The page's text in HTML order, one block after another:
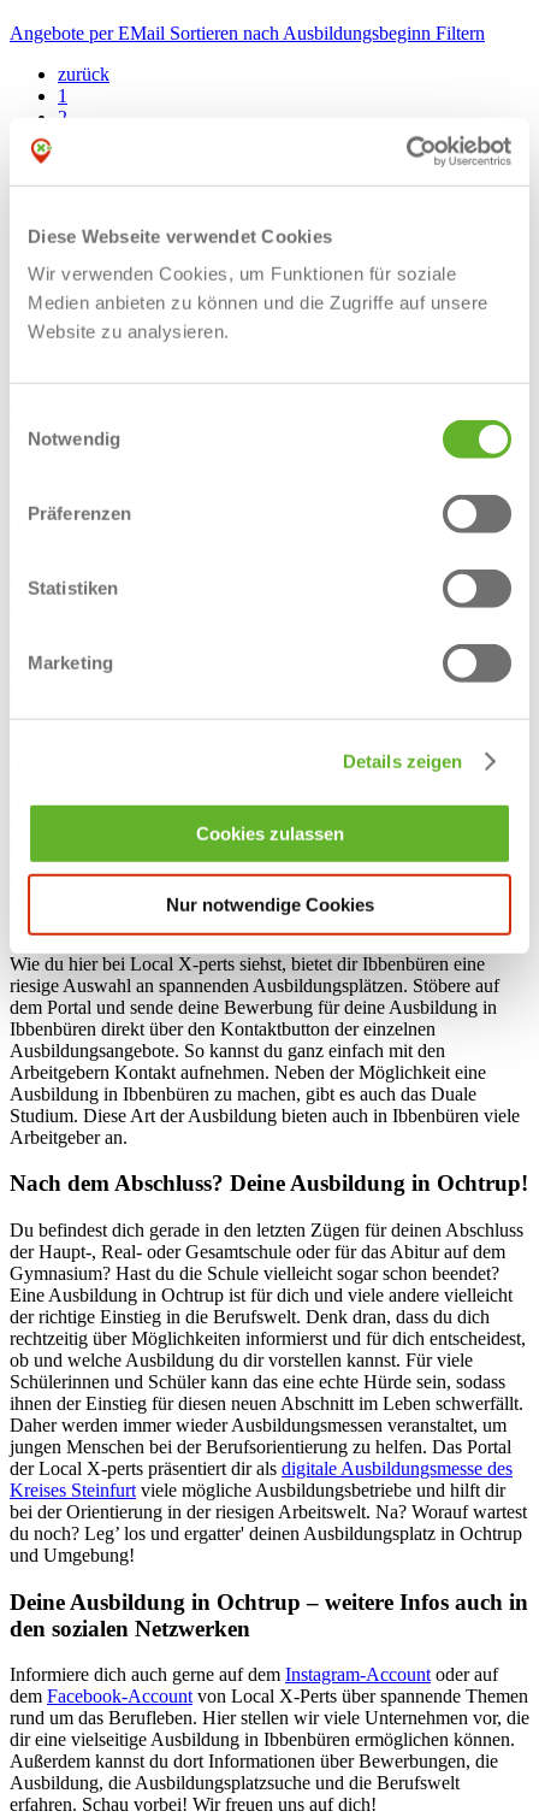
Diese Webseite verwendet Cookies
Wir verwenden Cookies, um Funktionen für soziale
Medien anbieten zu können und die Zugriffe auf unsere
Website zu analysieren.
Notwendig
Präferenzen
Statistiken
Marketing
Details zeigen
Cookies zulassen
Nur notwendige Cookies
Angebote per EMail Sortieren nach Ausbildungsbeginn Filtern
zurück
1
2
5
8
9
10
11
12
Finde deine Ausbildung in Ochtrup auf
neuen Erfahrungen, neuen Aufgaben, neuen Kollegen? Bei Local
X-Perts findest du im Handumdrehen deine Ausbildung in Ochtrup
. Informiere dich und bewirb dich jetzt!
ergreife deine Chance !
Ochtrup ist der optimale Ort, um mit deiner Ausbildung
Arbeitgeber in der Stadt Ochtrup reichen von Handel und Industrie
über Gewerbe und Handwerk. Eine vielfältige Auswahl an
Ausbildungen in Ochtrup steht hier im Portal von Local X-Perts für
dich bereit! Schau dich um, finde deine Ausbildung in Ochtrup und
starte jetzt in dein Berufsleben!
Ibbenbüren in Angriff!
Wie du hier bei Local X-perts siehst, bietet dir Ibbenbüren eine
riesige Auswahl an spannenden Ausbildungsplätzen. Stöbere auf
dem Portal und sende deine Bewerbung für deine Ausbildung in
Ibbenbüren direkt über den Kontaktbutton der einzelnen
Ausbildungsangebote. So kannst du ganz einfach mit den
Arbeitgebern Kontakt aufnehmen. Neben der Möglichkeit eine
Ausbildung in Ibbenbüren zu machen, gibt es auch das Duale
Studium. Diese Art der Ausbildung bieten auch in Ibbenbüren viele
Arbeitgeber an.
Nach dem Abschluss? Deine Ausbildung in Ochtrup!
Du befindest dich gerade in den letzten Zügen für deinen Abschluss
der Haupt-, Real- oder Gesamtschule oder für das Abitur auf dem
Gymnasium? Hast du die Schule vielleicht sogar schon beendet?
Eine Ausbildung in Ochtrup ist für dich und viele andere vielleicht
der richtige Einstieg in die Berufswelt. Denk dran, dass du dich
rechtzeitig über Möglichkeiten informierst und für dich entscheidest,
ob und welche Ausbildung du dir vorstellen kannst. Für viele
Schülerinnen und Schüler kann das eine echte Hürde sein, sodass
ihnen der Einstieg für diesen neuen Abschnitt im Leben schwerfällt.
Daher werden immer wieder Ausbildungsmessen veranstaltet, um
jungen Menschen bei der Berufsorientierung zu helfen. Das Portal
der Local X-perts präsentiert dir als digitale Ausbildungsmesse des
Kreises Steinfurt viele mögliche Ausbildungsbetriebe und hilft dir
bei der Orientierung in der riesigen Arbeitswelt. Na? Worauf wartest
du noch? Leg’ los und ergatter' deinen Ausbildungsplatz in Ochtrup
und Umgebung!
Deine Ausbildung in Ochtrup – weitere Infos auch in
den sozialen Netzwerken
Informiere dich auch gerne auf dem Instagram-Account oder auf
dem Facebook-Account von Local X-Perts über spannende Themen
rund um das Berufleben. Hier stellen wir viele Unternehmen vor, die
dir eine vielseitige Ausbildung in Ibbenbüren ermöglichen können.
Außerdem kannst du dort Informationen über Bewerbungen, die
Ausbildung, die Ausbildungsplatzsuche und die Berufswelt
erfahren. Schau vorbei! Wir freuen uns auf dich!